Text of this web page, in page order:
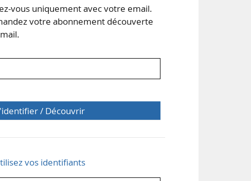
vous uniquement avec votre email.
votre abonnement découverte
/ Découvrir
vos identifiants